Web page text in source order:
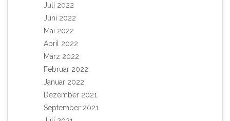
Juli 2022
Juni 2022
Mai 2022
April 2022
März 2022
Februar 2022
Januar 2022
Dezember 2021
September 2021